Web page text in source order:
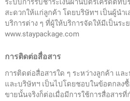
ระบบการรับชำระเงินผ่านบัตรเครดิตที่
สะดวกให้แก่ลูกค้า โดยบริษัทฯ เป็นผู้น
บริการต่าง ๆ ที่ผู้ให้บริการจัดให้มีเป็นระ
www.staypackage.com
การติดต่อสื่อสาร
การติดต่อสื่อสารใด ๆ ระหว่างลูกค้า แล
และบริษัทฯ เป็นไปโดยชอบในข้อตกลง
ขายนั้นจริงก็ต่อเมื่อมีการใช้การสื่อสาร